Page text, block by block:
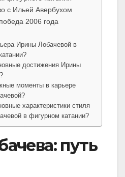
с Ильей Авербухом
2006 года
Ирины Лобачевой в
достижения Ирины
моменты в карьере
характеристики стиля
в фигурном катании?
путь